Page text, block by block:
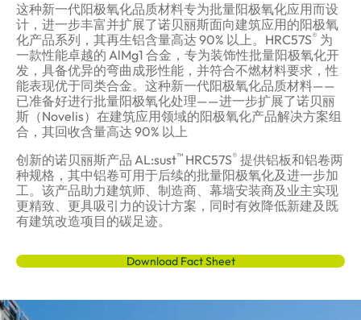
这种新一代阳极氧化品质材料专为批量阳极氧化应用而设
计，进一步丰富并扩展了诺贝丽斯面向建筑应用的阳极氧
化产品系列，其再生铝含量高达 90% 以上。HRC57S® 为
一款性能卓越的 AlMg1 合金，专为装饰性批量阳极氧化开
发，具备优异的弯曲成形性能，并符合不燃材料要求，性
能表现优于同类合金。这种新一代阳极氧化品质材料——
已准备好进行批量阳极氧化处理——进一步扩展了诺贝丽
斯（Novelis）在建筑应用领域的阳极氧化产品解决方案组
合，其回收含量高达 90% 以上
创新的诺贝丽斯产品 AL:sust™ HRC57S® 提供铝板和铝卷两
种规格，其中铝卷可用于后续的批量阳极氧化及进一步加
工。该产品助力建筑师、制造商、幕墙安装商及业主实现
更精致、更具吸引力的设计方案，同时有效降低新建及既
有建筑改造项目的碳足迹。
Download Fact Sheet